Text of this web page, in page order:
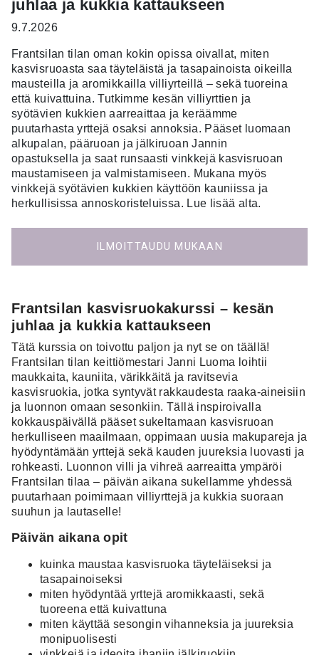
juhlaa ja kukkia kattaukseen
9.7.2026
Frantsilan tilan oman kokin opissa oivallat, miten
kasvisruoasta saa täyteläistä ja tasapainoista oikeilla
mausteilla ja aromikkailla villiyrteillä – sekä tuoreina
että kuivattuina. Tutkimme kesän villiyrttien ja
syötävien kukkien aarreaittaa ja keräämme
puutarhasta yrttejäosaksi annoksia. Pääset luomaan
alkupalan, pääruoan ja jälkiruoan Jannin
opastuksella ja saat runsaasti vinkkejä kasvisruoan
maustamiseen ja valmistamiseen. Mukana myös
vinkkejä syötävien kukkien käyttöön kauniissa ja
herkullisissa annoskoristeluissa. Lue lisää alta.
ILMOITTAUDU MUKAAN
Frantsilan kasvisruokakurssi – kesän
juhlaa ja kukkia kattaukseen
Tätä kurssia on toivottu paljon ja nyt se on täällä!
Frantsilan tilan keittiömestari Janni Luoma loihtii
maukkaita, kauniita, värikkäitä ja ravitsevia
kasvisruokia, jotka syntyvät rakkaudesta raaka-aineisiin
ja luonnon omaan sesonkiin. Tällä inspiroivalla
kokkauspäivällä pääset sukeltamaan kasvisruoan
herkulliseen maailmaan, oppimaan uusia makupareja ja
hyödyntämään yrttejä sekä kauden juureksia luovasti ja
rohkeasti. Luonnon villi ja vihreä aarreaitta ympäröi
Frantsilan tilaa – päivän aikana sukellamme yhdessä
puutarhaan poimimaan villiyrttejä ja kukkia suoraan
suuhun ja lautaselle!
Päivän aikana opit
kuinka maustaa kasvisruoka täyteläiseksi ja
tasapainoiseksi
miten hyödyntää yrttejä aromikkaasti, sekä
tuoreena että kuivattuna
miten käyttää sesongin vihanneksia ja juureksia
monipuolisesti